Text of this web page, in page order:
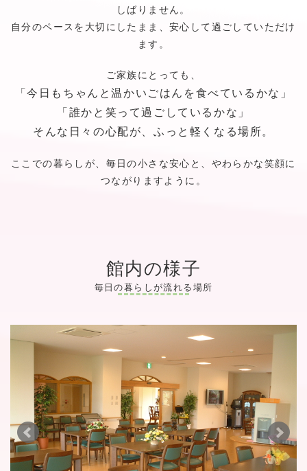
しばりません。
自分のペースを大切にしたまま、安心して過ごしていただけ
ます。
ご家族にとっても、
「今日もちゃんと温かいごはんを食べているかな」
「誰かと笑って過ごしているかな」
そんな日々の心配が、ふっと軽くなる場所。
ここでの暮らしが、毎日の小さな安心と、やわらかな笑顔に
つながりますように。
館内の様子
毎日の暮らしが流れる場所